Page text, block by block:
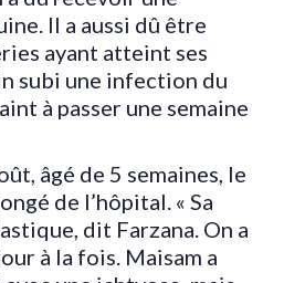
Il a aussi dû être
ayant atteint ses
subi une infection du
à passer une semaine
âgé de 5 semaines, le
de l’hôpital. « Sa
dit Farzana. On a
à la fois. Maisam a